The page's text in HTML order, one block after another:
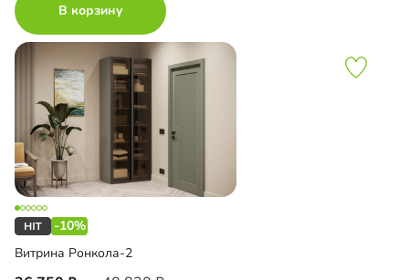
В корзину
-10%
Витрина Ронкола-2